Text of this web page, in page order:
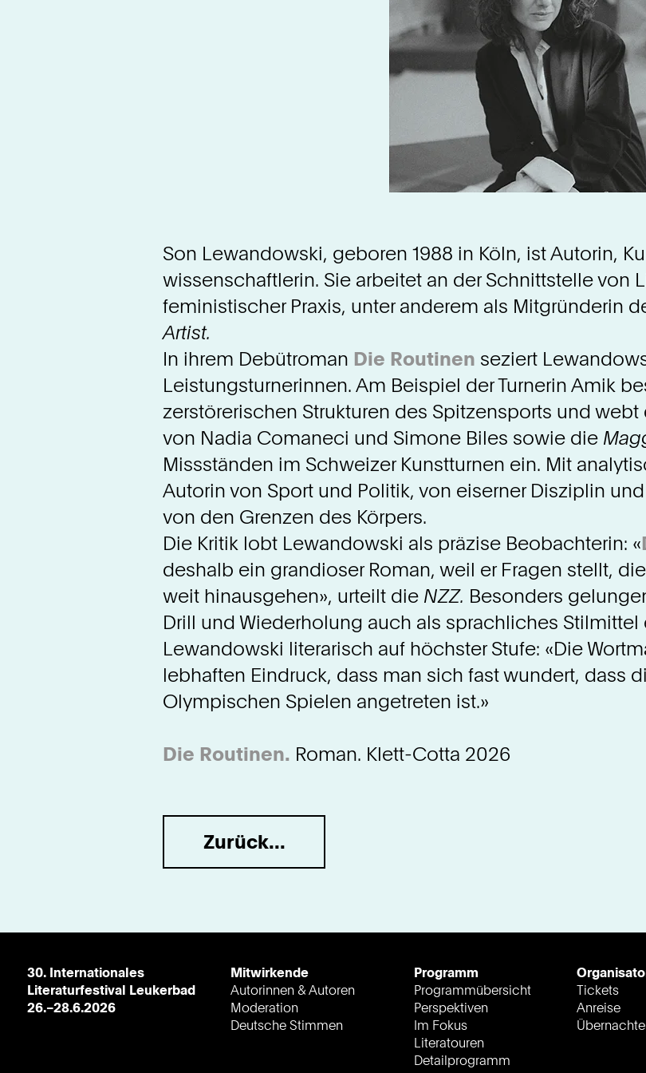
Son Lewandowski, geboren 1988 in Köln, ist Autorin,
wissenschaftlerin. Sie arbeitet an der Schnittstelle von
feministischer Praxis, unter anderem als Mitgründerin
Artist.
In ihrem Debütroman Die Routinen seziert
Leistungsturnerinnen. Am Beispiel der Turnerin Amik
zerstörerischen Strukturen des Spitzensports und
von Nadia Comaneci und Simone Biles sowie die
Missständen im Schweizer Kunstturnen ein. Mit
Autorin von Sport und Politik, von eiserner Disziplin
von den Grenzen des Körpers.
Die Kritik lobt Lewandowski als präzise Beobachterin: «
deshalb ein grandioser Roman, weil er Fragen stellt,
weit hinausgehen», urteilt die NZZ. Besonders
Drill und Wiederholung auch als sprachliches Stilmittel
Lewandowski literarisch auf höchster Stufe: «Die
lebhaften Eindruck, dass man sich fast wundert, dass
Olympischen Spielen angetreten ist.»
Die Routinen. Roman. Klett-Cotta 2026
Zurück...
30. Internationales
Literaturfestival Leukerbad
26.–28.6.2026
Mitwirkende
Autorinnen & Autoren
Moderation
Deutsche Stimmen
Programm
Programmübersicht
Perspektiven
Im Fokus
Literatouren
Detailprogramm
Tickets
Anreise